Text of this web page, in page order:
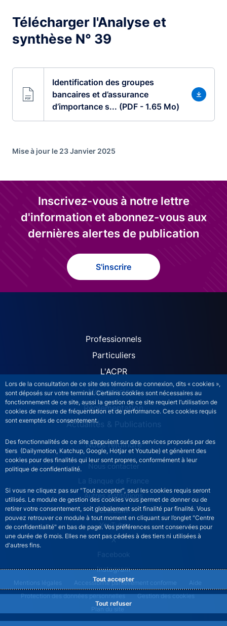
Lors de la consultation de ce site des témoins de connexion, dits « cookies »,
sont déposés sur votre terminal. Certains cookies sont nécessaires au
fonctionnement de ce site, aussi la gestion de ce site requiert l’utilisation de
cookies de mesure de fréquentation et de performance. Ces cookies requis
sont exemptés de consentement.
Des fonctionnalités de ce site s’appuient sur des services proposés par des
tiers (Dailymotion, Katchup, Google, Hotjar et Youtube) et génèrent des
cookies pour des finalités qui leur sont propres, conformément à leur
politique de confidentialité.
Si vous ne cliquez pas sur "Tout accepter", seul les cookies requis seront
utilisés. Le module de gestion des cookies vous permet de donner ou de
retirer votre consentement, soit globalement soit finalité par finalité. Vous
pouvez retrouver ce module à tout moment en cliquant sur l’onglet "Centre
de confidentialité" en bas de page. Vos préférences sont conservées pour
une durée de 6 mois. Elles ne sont pas cédées à des tiers ni utilisées à
d'autres fins.
Tout accepter
Tout refuser
Télécharger l'Analyse et
synthèse N° 39
Identification des groupes
bancaires et d’assurance
d’importance s... (PDF - 1.65 Mo)
Mise à jour le 23 Janvier 2025
Inscrivez-vous à notre lettre
d'information et abonnez-vous aux
dernières alertes de publication
S'inscrire
ACPR site navigation
Professionnels
Particuliers
L'ACPR
Nos missions
Réglementation
Actualités & Publications
Nous rejoindre
ACPR footer secondary menu (French)
Nous contacter
La Banque de France
Autres institutions
LinkedIn
YouTube
X
Facebook
Instagram
ACPR footer legal notice menu
Mentions légales Accessibilité partiellement conforme
Aide
Protection des données personnelles
Gestion des cookies
Plan du site